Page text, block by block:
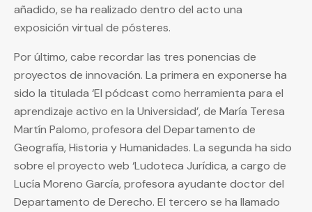
añadido, se ha realizado dentro del acto una
exposición virtual de pósteres.
Por último, cabe recordar las tres ponencias de
proyectos de innovación. La primera en exponerse ha
sido la titulada ‘El pódcast como herramienta para el
aprendizaje activo en la Universidad’, de María Teresa
Martín Palomo, profesora del Departamento de
Geografía, Historia y Humanidades. La segunda ha sido
sobre el proyecto web ‘Ludoteca Jurídica, a cargo de
Lucía Moreno García, profesora ayudante doctor del
Departamento de Derecho. El tercero se ha llamado